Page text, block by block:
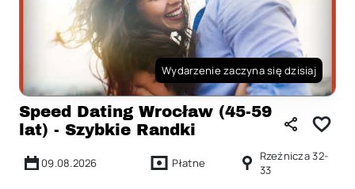
Wydarzenie zaczyna się dzisiaj
Speed Dating Wrocław (45-59
lat) - Szybkie Randki
09.08.2026 Płatne
Rzeźnicza 32-
33